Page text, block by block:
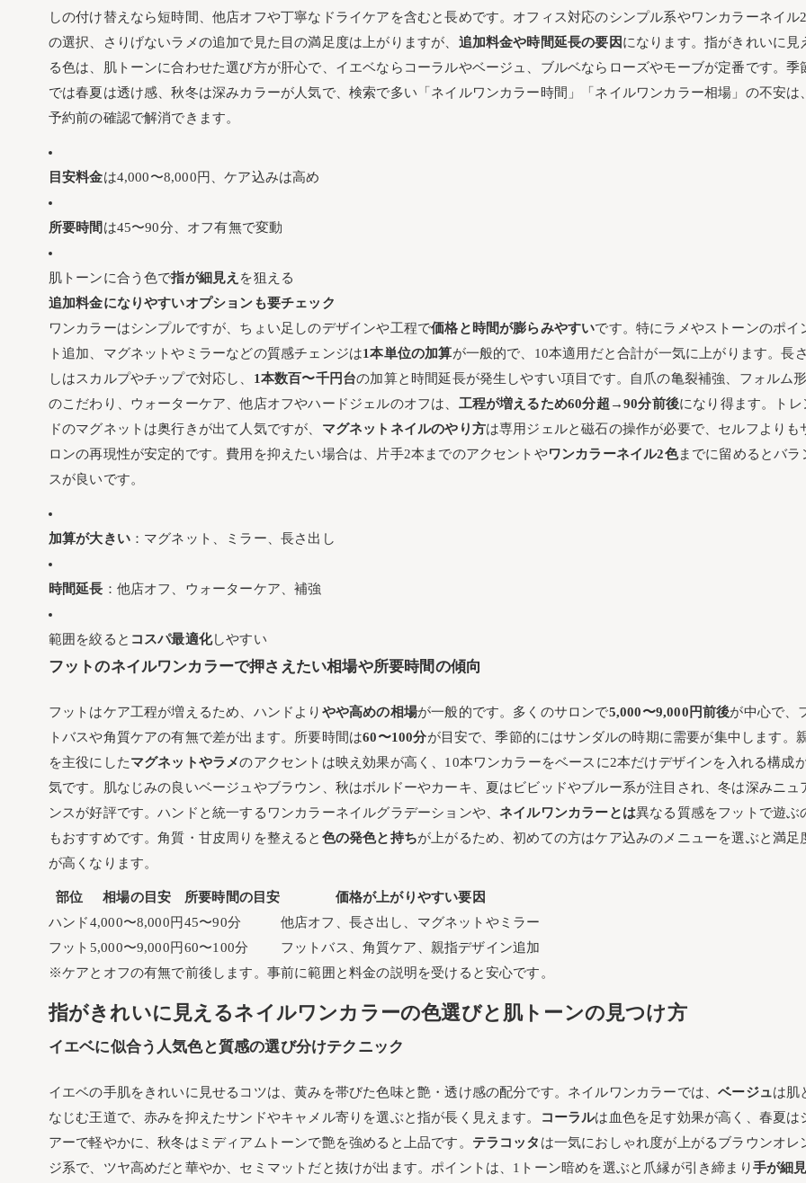
しの付け替えなら短時間、他店オフや丁寧なドライケアを含むと長めです。オフィス対応のシンプル系やワンカラーネイル
の選択、さりげないラメの追加で見た目の満足度は上がりますが、 追加料金や時間延長の要因になります。指がきれいに見
る色は、肌トーンに合わせた選び方が肝心で、イエベならコーラルやベージュ、ブルベならローズやモーブが定番です。季
では春夏は透け感、秋冬は深みカラーが人気で、検索で多い「ネイルワンカラー時間」「ネイルワンカラー相場」の不安は、
予約前の確認で解消できます。
目安料金は4,000〜8,000円、ケア込みは高め
所要時間 は45〜90分、オフ有無で変動
肌トーンに合う色で指が細見え を狙える
追加料金になりやすいオプションも要チェック
ワンカラーはシンプルですが、ちょい足しのデザインや工程で価格と時間が膨らみやすいです。特にラメやストーンのポイ
ト追加、マグネットやミラーなどの質感チェンジは1本単位の加算が一般的で、10本適用だと合計が一気に上がります。長
しはスカルプやチップで対応し、 1本数百〜千円台の加算と時間延長が発生しやすい項目です。自爪の亀裂補強、フォルム
のこだわり、ウォーターケア、他店オフやハードジェルのオフは、 工程が増えるため60分超→90分前後になり得ます。トレ
ドのマグネットは奥行きが出て人気ですが、 マグネットネイルのやり方は専用ジェルと磁石の操作が必要で、セルフよりも
ロンの再現性が安定的です。費用を抑えたい場合は、片手2本までのアクセントやワンカラーネイル2色までに留めるとバラ
スが良いです。
加算が大きい：マグネット、ミラー、長さ出し
時間延長 ：他店オフ、ウォーターケア、補強
範囲を絞ると コスパ最適化しやすい
フットのネイルワンカラーで押さえたい相場や所要時間の傾向
フットはケア工程が増えるため、ハンドより やや高めの相場が一般的です。多くのサロンで5,000〜9,000円前後が中心で、
トバスや角質ケアの有無で差が出ます。所要時間は60〜100分が目安で、季節的にはサンダルの時期に需要が集中します。
を主役にしたマグネットやラメのアクセントは映え効果が高く、10本ワンカラーをベースに2本だけデザインを入れる構成
気です。肌なじみの良いベージュやブラウン、秋はボルドーやカーキ、夏はビビッドやブルー系が注目され、冬は深みニュ
ンスが好評です。ハンドと統一するワンカラーネイルグラデーションや、ネイルワンカラーとは異なる質感をフットで遊ぶ
もおすすめです。角質・甘皮周りを整えると 色の発色と持ちが上がるため、初めての方はケア込みのメニューを選ぶと満足
が高くなります。
部位 相場の目安 所要時間の目安
価格が上がりやすい要因
ハンド4,000〜8,000円45〜90分
他店オフ、長さ出し、マグネットやミラー
フット 5,000〜9,000円60〜100分
フットバス、角質ケア、親指デザイン追加
※ケアとオフの有無で前後します。事前に範囲と料金の説明を受けると安心です。
指がきれいに見えるネイルワンカラーの色選びと肌トーンの見つけ方
イエベに似合う人気色と質感の選び分けテクニック
イエベの手肌をきれいに見せるコツは、黄みを帯びた色味と艶・透け感の配分です。ネイルワンカラーでは、ベージュは肌
なじむ王道で、赤みを抑えたサンドやキャメル寄りを選ぶと指が長く見えます。
コーラルは血色を足す効果が高く、春夏は
アーで軽やかに、秋冬はミディアムトーンで艶を強めると上品です。 テラコッタ は一気におしゃれ度が上がるブラウンオレ
ジ系で、ツヤ高めだと華やか、セミマットだと抜けが出ます。ポイントは、1トーン暗めを選ぶと爪縁が引き締まり手が細